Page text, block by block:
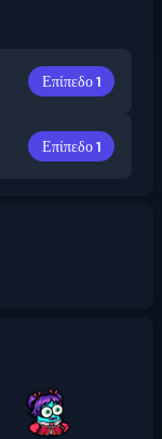
Επίπεδο 1
Επίπεδο 1